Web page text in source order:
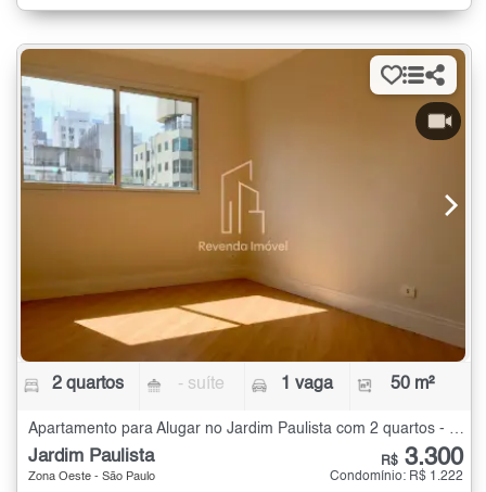
2 quartos - suíte 1 vaga 50 m²
Jardim Paulista
Zona Oeste - São Paulo
R$ 3.300
Condomínio: R$ 1.222